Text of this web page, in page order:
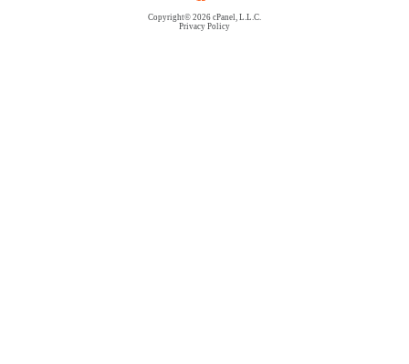
Copyright© 2026 cPanel, L.L.C.
Privacy Policy